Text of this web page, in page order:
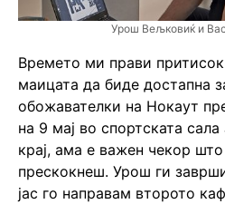
Урош Вељковиќ и
Времето ми прави
маицата да биде достапна
обожавателки на Нокаут
на 9 мај во спортската
крај, ама е важен чекор
прескокнеш. Урош ги
јас го направам второто